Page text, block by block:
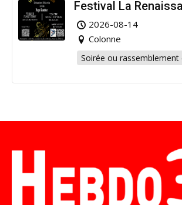
Festival La
2026-08-14
Colonne
Soirée ou rassemblement